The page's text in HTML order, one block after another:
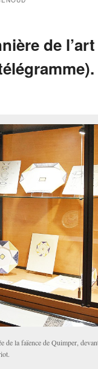
de l’art
la faïence de Quimper,